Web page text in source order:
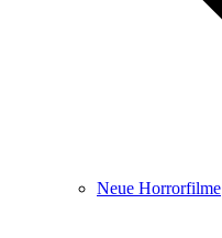
Neue Horrorfilme